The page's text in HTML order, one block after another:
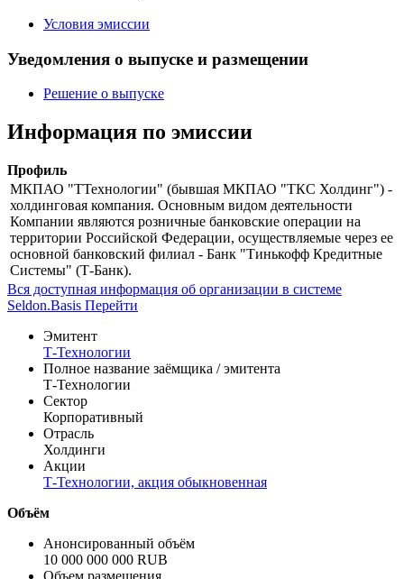
Условия эмиссии
Уведомления о выпуске и размещении
Решение о выпуске
Информация по эмиссии
Профиль
МКПАО "ТТехнологии" (бывшая МКПАО "ТКС Холдинг") -
холдинговая компания. Основным видом деятельности
Компании являются розничные банковские операции на
территории Российской Федерации, осуществляемые через ее
основной банковский филиал - Банк "Тинькофф Кредитные
Системы" (Т-Банк).
Вся доступная информация об организации в системе
Seldon.Basis Перейти
Эмитент
Т-Технологии
Полное название заёмщика / эмитента
Т-Технологии
Сектор
Корпоративный
Отрасль
Холдинги
Акции
Т-Технологии, акция обыкновенная
Объём
Анонсированный объём
10 000 000 000 RUB